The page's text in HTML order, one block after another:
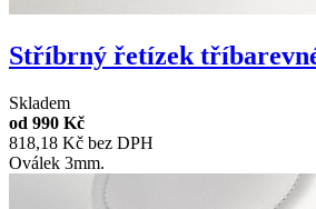
Stříbrný řetízek
Skladem
od 990 Kč
818,18 Kč bez DPH
Oválek 3mm.